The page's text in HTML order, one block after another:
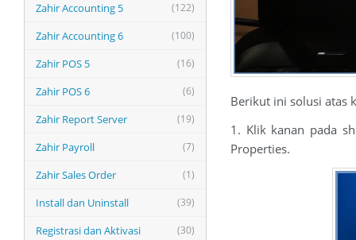
(122)
Zahir Accounting 5
(100)
Zahir Accounting 6
(16)
Zahir POS 5
(6)
Zahir POS 6
(19)
Zahir Report Server
(7)
Zahir Payroll
(1)
Zahir Sales Order
(39)
Install dan Uninstall
(30)
Registrasi dan Aktivasi
Berikut ini solusi atas
1. Klik kanan pada
Properties.